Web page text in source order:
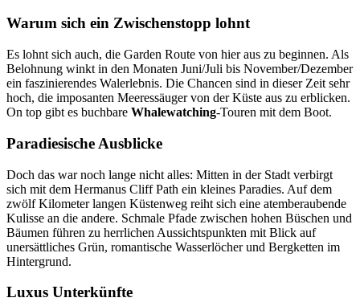
Warum sich ein Zwischenstopp lohnt
Es lohnt sich auch, die Garden Route von hier aus zu beginnen. Als
Belohnung winkt in den Monaten Juni/Juli bis November/Dezember
ein faszinierendes Walerlebnis. Die Chancen sind in dieser Zeit sehr
hoch, die imposanten Meeressäuger von der Küste aus zu erblicken.
On top gibt es buchbare Whalewatching-Touren mit dem Boot.
Paradiesische Ausblicke
Doch das war noch lange nicht alles: Mitten in der Stadt verbirgt
sich mit dem Hermanus Cliff Path ein kleines Paradies. Auf dem
zwölf Kilometer langen Küstenweg reiht sich eine atemberaubende
Kulisse an die andere. Schmale Pfade zwischen hohen Büschen und
Bäumen führen zu herrlichen Aussichtspunkten mit Blick auf
unersättliches Grün, romantische Wasserlöcher und Bergketten im
Hintergrund.
Luxus Unterkünfte